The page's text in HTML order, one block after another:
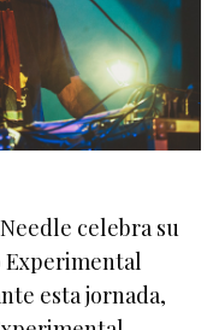
celebra su
Experimental
esta jornada,